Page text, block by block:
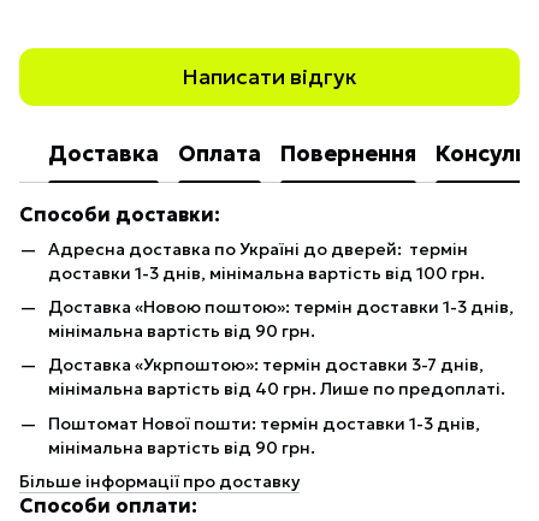
Написати відгук
Доставка Оплата Повернення
Способи доставки:
Адресна доставка по Україні до дверей: термін
доставки 1-3 днів, мінімальна вартість від 100 грн.
Доставка «Новою поштою»: термін доставки 1-3 днів,
мінімальна вартість від 90 грн.
Доставка «Укрпоштою»: термін доставки 3-7 днів,
мінімальна вартість від 40 грн. Лише по предоплаті.
Поштомат Нової пошти: термін доставки 1-3 днів,
мінімальна вартість від 90 грн.
Більше інформації про доставку
Способи оплати: